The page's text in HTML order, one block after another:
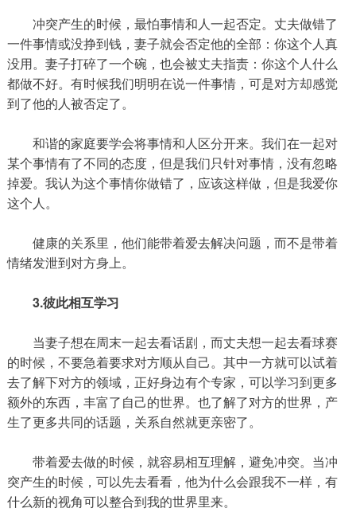
冲突产生的时候，最怕事情和人一起否定。丈夫做错了
一件事情或没挣到钱，妻子就会否定他的全部：你这个人真
没用。妻子打碎了一个碗，也会被丈夫指责：你这个人什么
都做不好。有时候我们明明在说一件事情，可是对方却感觉
到了他的人被否定了。
和谐的家庭要学会将事情和人区分开来。我们在一起对
某个事情有了不同的态度，但是我们只针对事情，没有忽略
掉爱。我认为这个事情你做错了，应该这样做，但是我爱你
这个人。
健康的关系里，他们能带着爱去解决问题，而不是带着
情绪发泄到对方身上。
3.彼此相互学习
当妻子想在周末一起去看话剧，而丈夫想一起去看球赛
的时候，不要急着要求对方顺从自己。其中一方就可以试着
去了解下对方的领域，正好身边有个专家，可以学习到更多
额外的东西，丰富了自己的世界。也了解了对方的世界，产
生了更多共同的话题，关系自然就更亲密了。
带着爱去做的时候，就容易相互理解，避免冲突。当冲
突产生的时候，可以先去看看，他为什么会跟我不一样，有
什么新的视角可以整合到我的世界里来。